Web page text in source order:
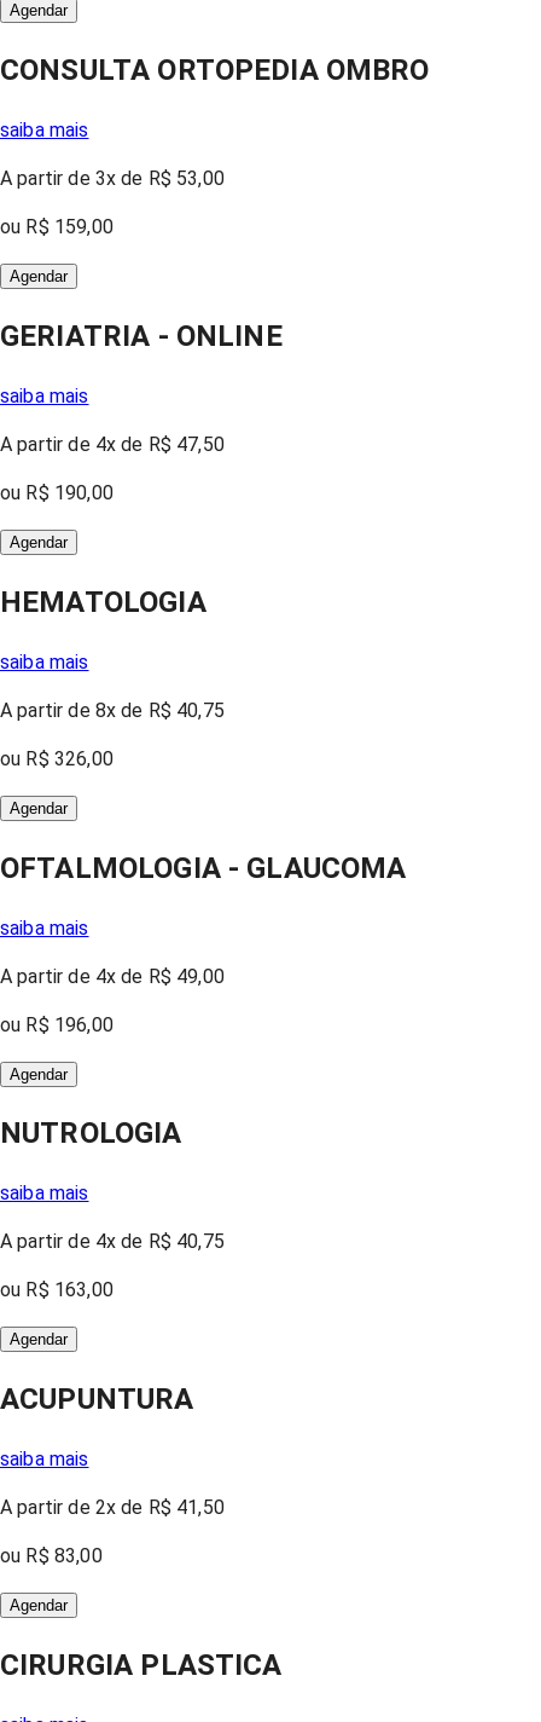
Agendar
CONSULTA ORTOPEDIA OMBRO
saiba mais
A partir de 3x de R$ 53,00
ou R$ 159,00
Agendar
GERIATRIA - ONLINE
saiba mais
A partir de 4x de R$ 47,50
ou R$ 190,00
Agendar
HEMATOLOGIA
saiba mais
A partir de 8x de R$ 40,75
ou R$ 326,00
Agendar
OFTALMOLOGIA - GLAUCOMA
saiba mais
A partir de 4x de R$ 49,00
ou R$ 196,00
Agendar
NUTROLOGIA
saiba mais
A partir de 4x de R$ 40,75
ou R$ 163,00
Agendar
ACUPUNTURA
saiba mais
A partir de 2x de R$ 41,50
ou R$ 83,00
Agendar
CIRURGIA PLASTICA